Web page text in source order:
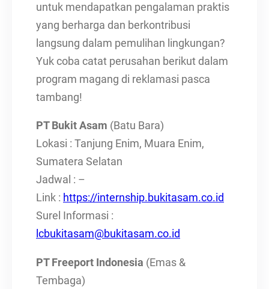
untuk mendapatkan pengalaman praktis
yang berharga dan berkontribusi
langsung dalam pemulihan lingkungan?
Yuk coba catat perusahan berikut dalam
program magang di reklamasi pasca
tambang!
PT Bukit Asam (Batu Bara)
Lokasi : Tanjung Enim, Muara Enim,
Sumatera Selatan
Jadwal : –
Link : https://internship.bukitasam.co.id
Surel Informasi :
lcbukitasam@bukitasam.co.id
PT Freeport Indonesia (Emas &
Tembaga)